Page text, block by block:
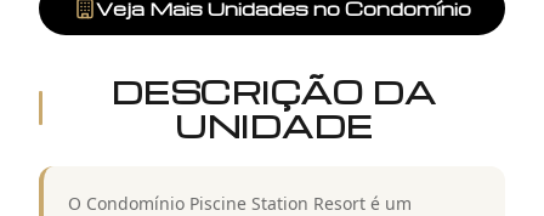
Veja Mais Unidades no Condomínio
DESCRIÇÃO DA
UNIDADE
O Condomínio Piscine Station Resort é um